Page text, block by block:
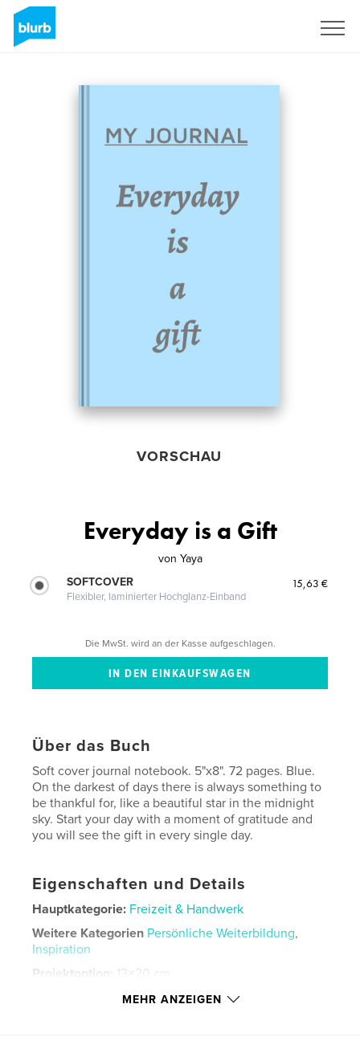
VORSCHAU
Everyday is a Gift
von Yaya
SOFTCOVER
Flexibler, laminierter Hochglanz-Einband
15,63 €
Die MwSt. wird an der Kasse aufgeschlagen.
Über das Buch
Soft cover journal notebook. 5"x8". 72 pages. Blue.
On the darkest of days there is always something to
be thankful for, like a beautiful star in the midnight
sky. Start your day with a moment of gratitude and
you will see the gift in every single day.
Eigenschaften und Details
Hauptkategorie: Freizeit & Handwerk
Weitere Kategorien Persönliche Weiterbildung,
Inspiration
Projektoption: 13×20 cm
MEHR ANZEIGEN